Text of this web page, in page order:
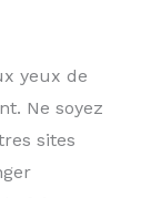
yeux de
Ne soyez
sites